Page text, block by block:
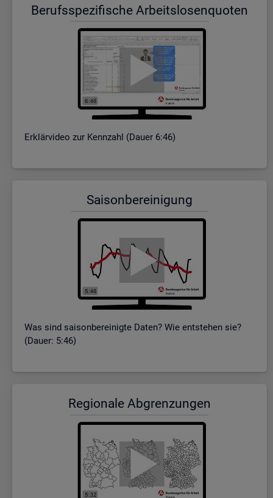
Be­rufs­spe­zi­fi­sche Ar­beits­lo­sen­quo­ten
Er­klär­vi­deo zur Kenn­zahl (Dauer 6:46)
Sai­son­be­rei­ni­gung
Was sind sai­son­be­rei­nig­te Daten? Wie ent­ste­hen sie?
(Dauer: 5:46)
Re­gio­na­le Ab­gren­zun­gen